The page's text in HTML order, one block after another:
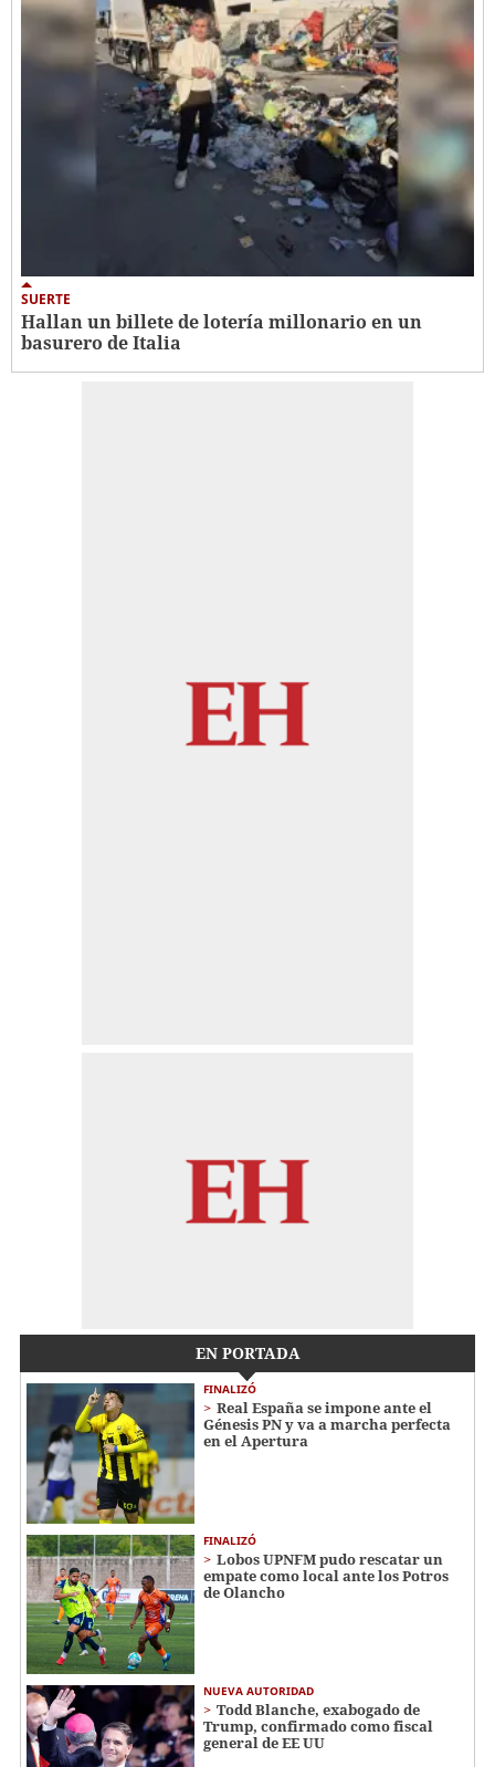
SUERTE
Hallan un billete de lotería millonario en un
basurero de Italia
EN PORTADA
FINALIZÓ
Real España se impone ante el
Génesis PN y va a marcha perfecta
en el Apertura
FINALIZÓ
Lobos UPNFM pudo rescatar un
empate como local ante los Potros
de Olancho
NUEVA AUTORIDAD
Todd Blanche, exabogado de
Trump, confirmado como fiscal
general de EE UU